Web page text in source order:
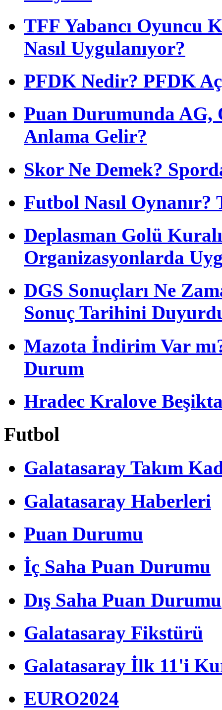
TFF Yabancı Oyuncu
Nasıl Uygulanıyor?
PFDK Nedir? PFDK
Puan Durumunda AG,
Anlama Gelir?
Skor Ne Demek?
Futbol Nasıl
Deplasman Golü
Organizasyonlarda
DGS Sonuçları Ne
Sonuç Tarihini
Mazota İndirim Var
Durum
Hradec Kralove
Futbol
Galatasaray Takım
Galatasaray Haberleri
Puan Durumu
İç Saha Puan Durumu
Dış Saha Puan Durumu
Galatasaray Fikstürü
Galatasaray İlk 11'i
EURO2024